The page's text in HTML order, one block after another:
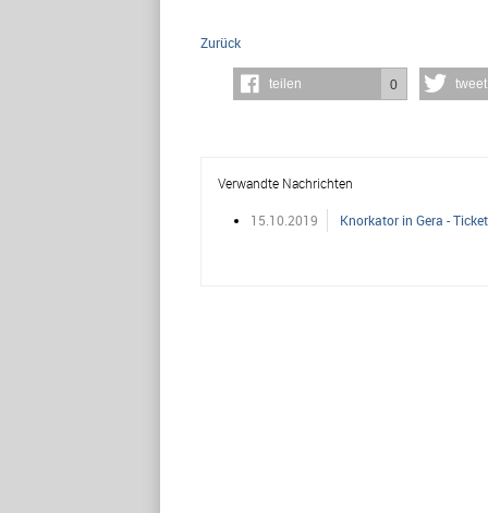
Zurück
teilen 0 tweet
Verwandte Nachrichten
15.10.2019 Knorkator in Gera -